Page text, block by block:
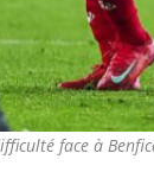
face à